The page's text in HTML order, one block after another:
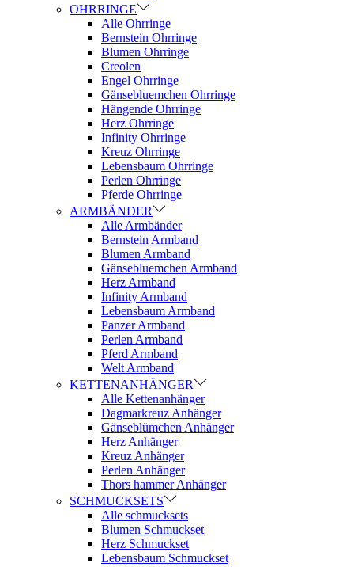
OHRRINGE
Alle Ohrringe
Bernstein Ohrringe
Blumen Ohrringe
Creolen
Engel Ohrringe
Gänsebluemchen Ohrringe
Hängende Ohrringe
Herz Ohrringe
Infinity Ohrringe
Kreuz Ohrringe
Lebensbaum Ohrringe
Perlen Ohrringe
Pferde Ohrringe
ARMBÄNDER
Alle Armbänder
Bernstein Armband
Blumen Armband
Gänsebluemchen Armband
Herz Armband
Infinity Armband
Lebensbaum Armband
Panzer Armband
Perlen Armband
Pferd Armband
Welt Armband
KETTENANHÄNGER
Alle Kettenanhänger
Dagmarkreuz Anhänger
Gänseblümchen Anhänger
Herz Anhänger
Kreuz Anhänger
Perlen Anhänger
Thors hammer Anhänger
SCHMUCKSETS
Alle schmucksets
Blumen Schmuckset
Herz Schmuckset
Lebensbaum Schmuckset